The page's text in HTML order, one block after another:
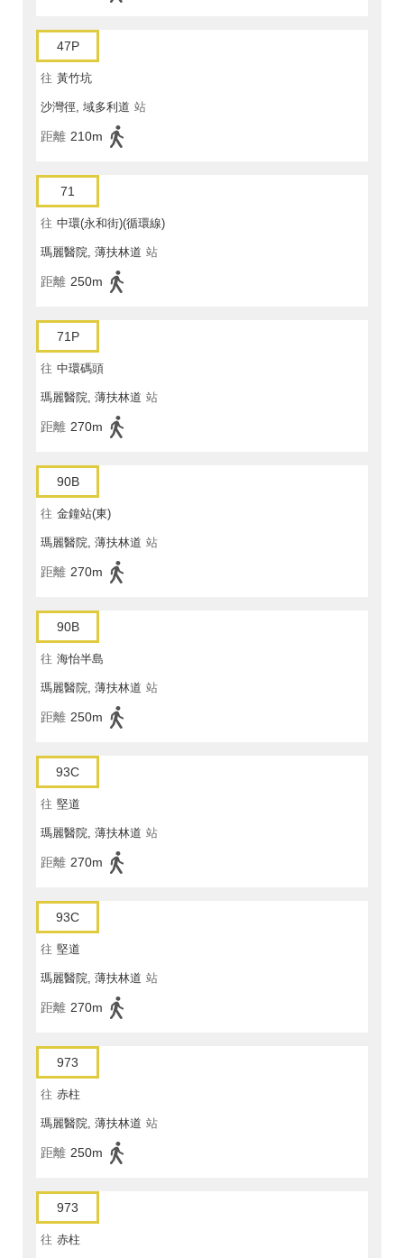
47P
往 黃竹坑
沙灣徑, 域多利道 站
距離 210m
71
往 中環(永和街)(循環線)
瑪麗醫院, 薄扶林道 站
距離 250m
71P
往 中環碼頭
瑪麗醫院, 薄扶林道 站
距離 270m
90B
往 金鐘站(東)
瑪麗醫院, 薄扶林道 站
距離 270m
90B
往 海怡半島
瑪麗醫院, 薄扶林道 站
距離 250m
93C
往 堅道
瑪麗醫院, 薄扶林道 站
距離 270m
93C
往 堅道
瑪麗醫院, 薄扶林道 站
距離 270m
973
往 赤柱
瑪麗醫院, 薄扶林道 站
距離 250m
973
往 赤柱